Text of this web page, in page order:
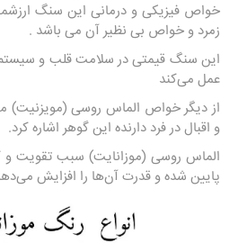
خواص فیزیکی و درمانی این سنگ
زمرد و خواص بی نظیر آن می باشد .
این سنگ قیمتی در سلامت قلب و
عمل می‌کند
از دیگر خواص الماس روسی (مویزنیت)
و اقبال در فرد دارنده این گوهر اشاره کرد.
الماس روسی (موزانایت) سبب تقویت و
پایین شده و قدرت آن‌ها را افزایش